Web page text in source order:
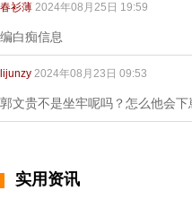
春衫薄 2024年08月25日 19:59
编白痴信息
lijunzy 2024年08月23日 09:53
郭文贵不是坐牢呢吗？怎么他会下
实用资讯